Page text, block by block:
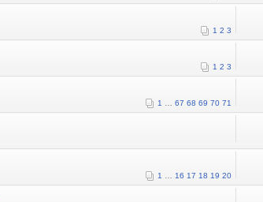
1 2 3
1 2 3
1 67 68 69 70 71
1 16 17 18 19 20